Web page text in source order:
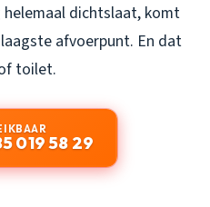
dichtslaat, komt
afvoerpunt. En dat
toilet.
019 58 29